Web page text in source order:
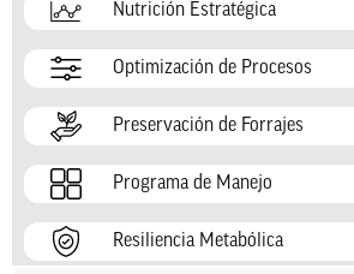
Nutrición Estratégica
Optimización de Procesos
Preservación de Forrajes
Programa de Manejo
Resiliencia Metabólica